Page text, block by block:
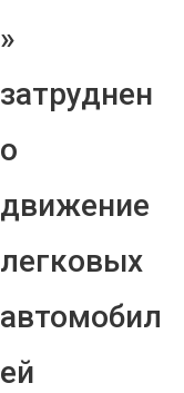
»
затруднен
о
движение
легковых
автомобил
ей